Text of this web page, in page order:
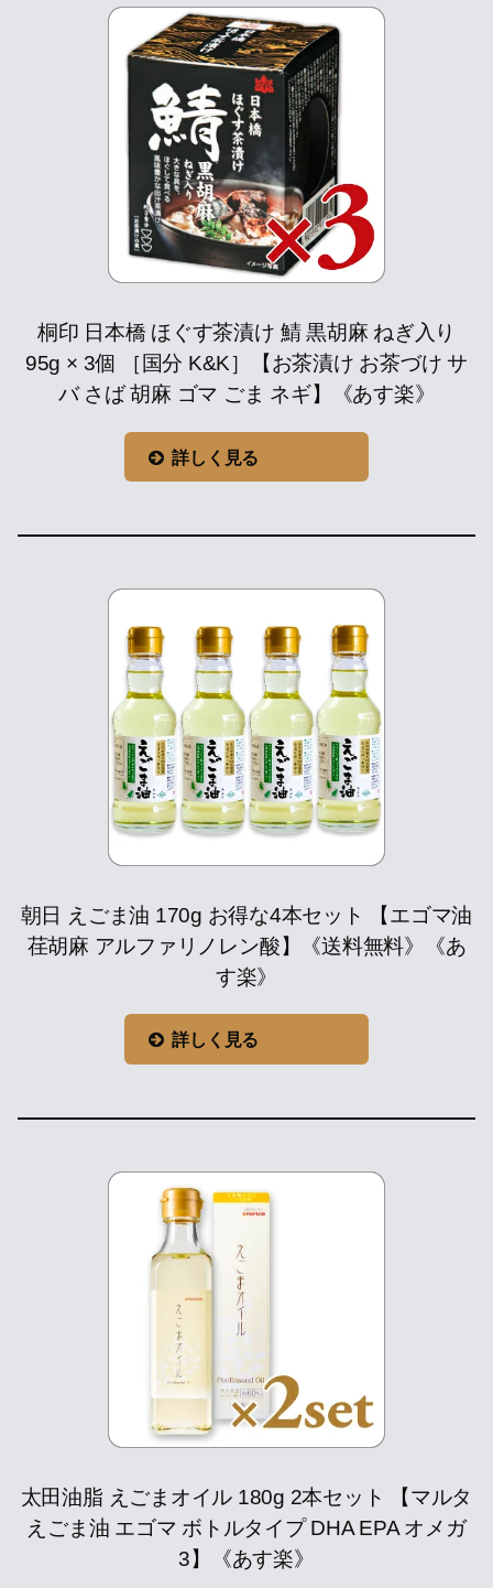
桐印 日本橋 ほぐす茶漬け 鯖 黒胡麻 ねぎ入り
95g × 3個 ［国分 K&K］【お茶漬け お茶づけ サ
バ さば 胡麻 ゴマ ごま ネギ】《あす楽》
詳しく見る
朝日 えごま油 170g お得な4本セット 【エゴマ油
荏胡麻 アルファリノレン酸】《送料無料》《あ
す楽》
詳しく見る
太田油脂 えごまオイル 180g 2本セット 【マルタ
えごま油 エゴマ ボトルタイプ DHA EPA オメガ
3】《あす楽》